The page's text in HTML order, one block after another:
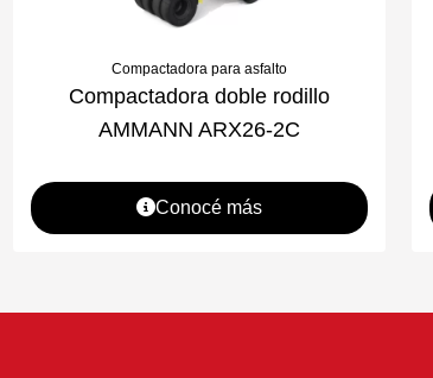
Compactadora para asfalto
Compactadora doble rodillo
AMMANN ARX26-2C
Conocé más